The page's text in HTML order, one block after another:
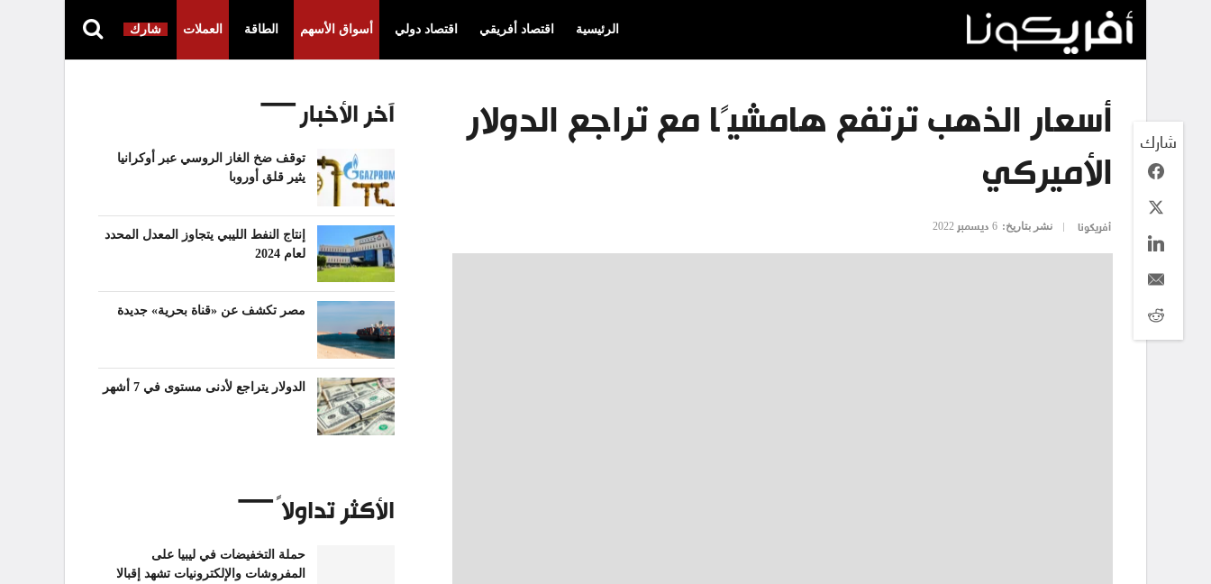
الرئيسية اقتصاد أفريقي اقتصاد دولي أسواق الأسهم الطاقة العملات شارك
أسعار الذهب ترتفع هامشيًا مع تراجع الدولار
الأميركي
أفريكونا نشر بتاريخ: 6 ديسمبر 2022
شارك
آخر الأخبار
توقف ضخ الغاز الروسي عبر أوكرانيا
يثير قلق أوروبا
إنتاج النفط الليبي يتجاوز المعدل المحدد
لعام 2024
مصر تكشف عن «قناة بحرية» جديدة
الدولار يتراجع لأدنى مستوى في 7 أشهر
الأكثر تداولاً
حملة التخفيضات في ليبيا على
المفروشات والإلكترونيات تشهد إقبالا